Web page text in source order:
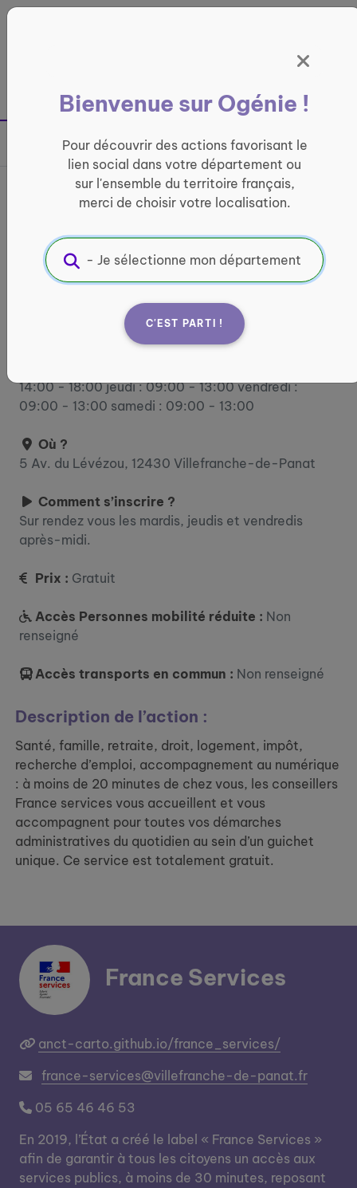
France entière
Bienvenue sur Ogénie !
Pour découvrir des actions favorisant le
lien social dans votre département ou
sur l'ensemble du territoire français,
merci de choisir votre localisation.
C'EST PARTI !
Partager sur
France services Espace
Panatois
INFORMATIQUE ET ACCÈS AUX DROITS
Informations pratiques :
14:00 - 18:00 jeudi : 09:00 - 13:00 vendredi :
09:00 - 13:00 samedi : 09:00 - 13:00
Où ?
5 Av. du Lévézou, 12430 Villefranche-de-Panat
Comment s’inscrire ?
Sur rendez vous les mardis, jeudis et vendredis
après-midi.
Prix : Gratuit
Accès Personnes mobilité réduite : Non
renseigné
Accès transports en commun : Non renseigné
Description de l’action :
Santé, famille, retraite, droit, logement, impôt,
recherche d’emploi, accompagnement au numérique
: à moins de 20 minutes de chez vous, les conseillers
France services vous accueillent et vous
accompagnent pour toutes vos démarches
administratives du quotidien au sein d’un guichet
unique. Ce service est totalement gratuit.
France Services
anct-carto.github.io/france_services/
france-services@villefranche-de-panat.fr
05 65 46 46 53
En 2019, l’État a créé le label « France Services »
afin de garantir à tous les citoyens un accès aux
services publics, à moins de 30 minutes, reposant
Panneau de gestion des cookies